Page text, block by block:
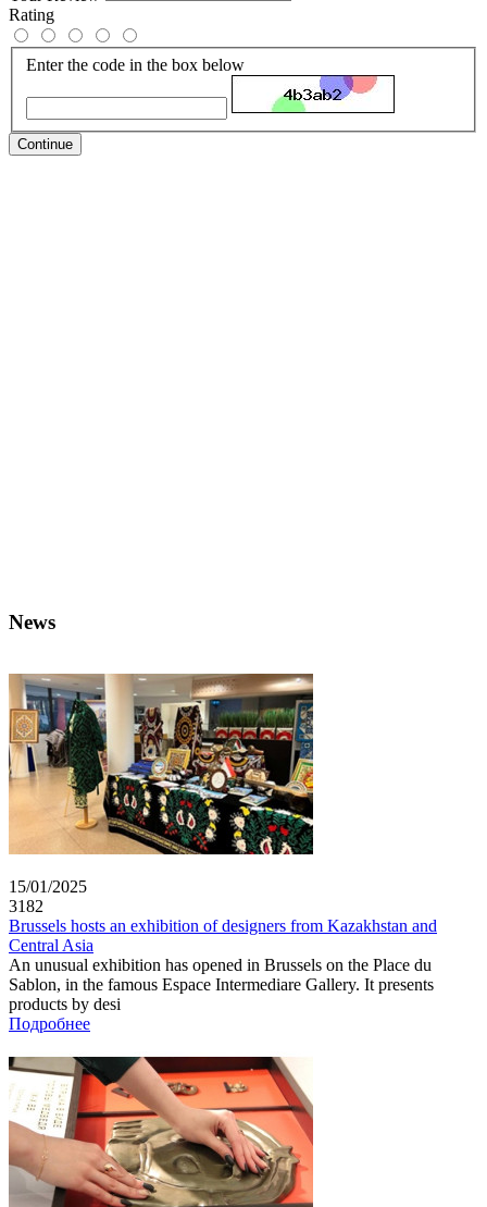
Rating
Enter the code in the box below
Continue
News
15/01/2025
3182
Brussels hosts an exhibition of designers from Kazakhstan and
Central Asia
An unusual exhibition has opened in Brussels on the Place du
Sablon, in the famous Espace Intermediare Gallery. It presents
products by desi
Подробнее